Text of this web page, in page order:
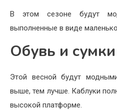
В этом сезоне будут
выполненные в виде
Обувь и сумки
Этой весной будут
выше, тем лучше. Каблуки
высокой платформе.